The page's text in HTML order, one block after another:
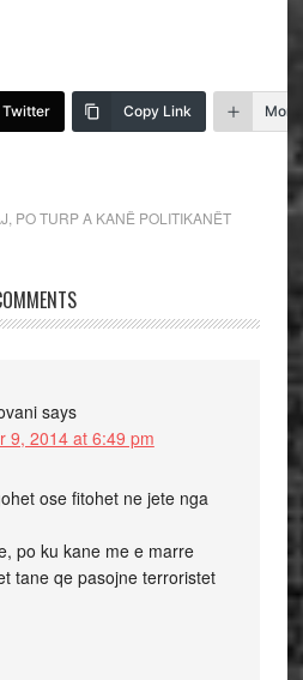
Twitter Copy Link More
PO TURP A KANË POLITIKANËT
says
9, 2014 at 6:49 pm
ose fitohet ne jete nga
po ku kane me e marre
tane qe pasojne terroristet